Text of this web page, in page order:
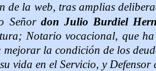
de la web, tras amplias
Señordon Julio Burdiel
Notario vocacional, que
mejorar la condición de los
vida en el Servicio, y